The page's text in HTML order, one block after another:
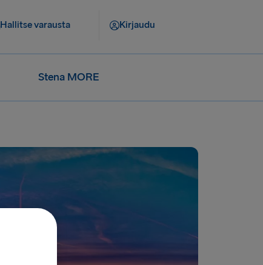
Hallitse varausta Kirjaudu
Stena MORE